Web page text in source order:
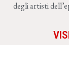
degli artisti